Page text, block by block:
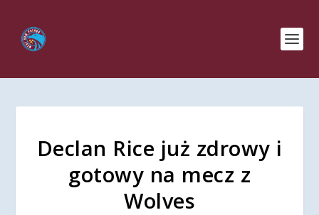
Declan Rice już zdrowy i
gotowy na mecz z
Wolves